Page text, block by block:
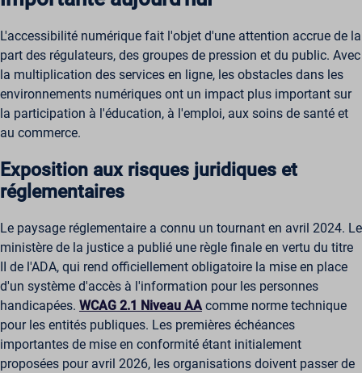
L'accessibilité numérique fait l'objet d'une attention accrue de la
part des régulateurs, des groupes de pression et du public. Avec
la multiplication des services en ligne, les obstacles dans les
environnements numériques ont un impact plus important sur
la participation à l'éducation, à l'emploi, aux soins de santé et
au commerce.
Exposition aux risques juridiques et
réglementaires
Le paysage réglementaire a connu un tournant en avril 2024. Le
ministère de la justice a publié une règle finale en vertu du titre
II de l'ADA, qui rend officiellement obligatoire la mise en place
d'un système d'accès à l'information pour les personnes
handicapées. WCAG 2.1 Niveau AAcomme norme technique
pour les entités publiques. Les premières échéances
importantes de mise en conformité étant initialement
proposées pour avril 2026, les organisations doivent passer de